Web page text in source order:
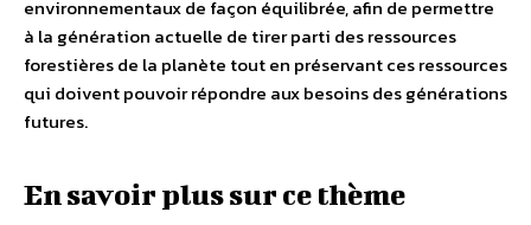
environnementaux de façon équilibrée, afin de permettre
à la génération actuelle de tirer parti des ressources
forestières de la planète tout en préservant ces ressources
qui doivent pouvoir répondre aux besoins des générations
futures.
En savoir plus sur ce thème